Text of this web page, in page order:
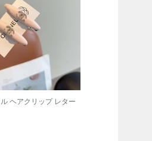
ヘアクリップ レター